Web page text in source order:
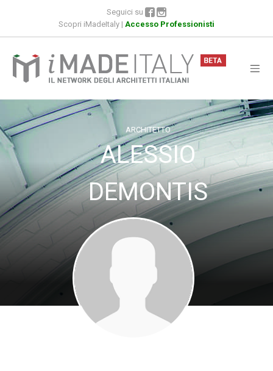
Seguici su
Scopri iMadeItaly | Accesso Professionisti
ARCHITETTO
ALESSIO
DEMONTIS